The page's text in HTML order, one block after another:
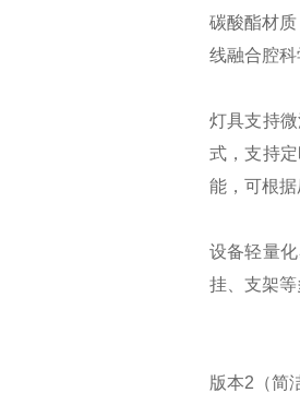
碳酸酯材
线融合腔
灯具支持
式，支持
能，可根
设备轻量
挂、支架
版本2（简